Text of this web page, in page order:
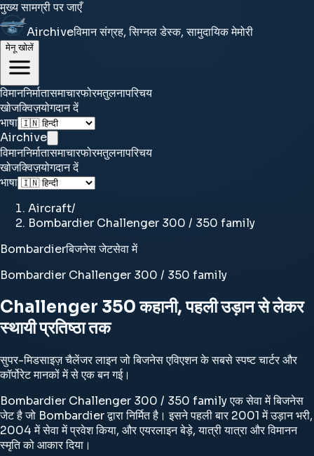
मुख्य सामग्री पर जाएँ
Airchiveविमान संग्रह, सिग्नल डेस्क, सामुदायिक मेमोरी
मेनू खोलें
विमाननिर्मातासमाचारफोरमतुलनापरिचय
खोजक्विज़योगदान दें
भाषा
Airchive
विमाननिर्मातासमाचारफोरमतुलनापरिचय
खोजक्विज़योगदान दें
भाषा
Aircraft/
Bombardier Challenger 300 / 350 family
Bombardierबिजनेस जेटसेवा में
Bombardier Challenger 300 / 350 family
Challenger 350 कहानी, पहली उड़ान से लेकर
स्थायी प्रतिष्ठा तक
सुपर-मिडसाइज़ चैलेंजर लाइन जो बिजनेस एविएशन के सबसे स्पष्ट चार्टर और
कॉर्पोरेट मानकों में से एक बन गई।
Bombardier Challenger 300 / 350 family एक सेवा में बिजनेस
जेट है जो Bombardier द्वारा निर्मित है। इसने पहली बार 2001 में उड़ान भरी,
2004 में सेवा में प्रवेश किया, और एयरलाइन बेड़े, यात्री यात्रा और विमानन
स्मृति को आकार दिया।